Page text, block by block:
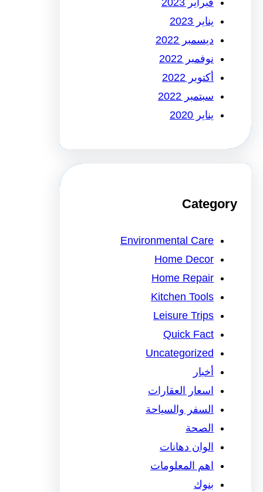
يناير 2023
ديسمبر 2022
نوفمبر 2022
أكتوبر 2022
سبتمبر 2022
يناير 2020
Category
Environmental Care
Home Decor
Home Repair
Kitchen Tools
Leisure Trips
Quick Fact
Uncategorized
أخبار
اسعار العقارات
السفر والسياحة
الصحة
الوان دهانات
اهم المعلومات
بنوك